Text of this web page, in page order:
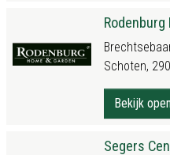
Schoten,
Bekijk
Segers